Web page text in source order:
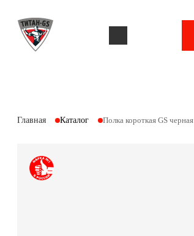
Главная Каталог Полка короткая GS черная